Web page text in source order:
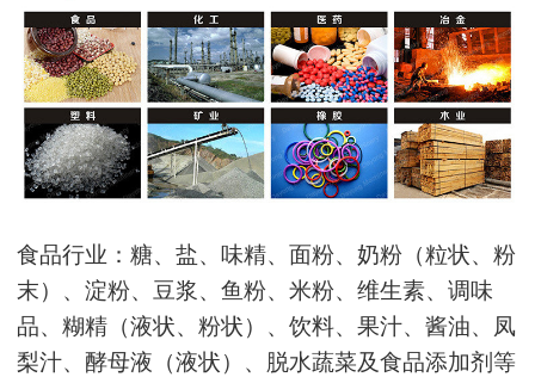
食品行业：糖、盐、味精、面粉、奶粉（粒状、粉
末）、淀粉、豆浆、鱼粉、米粉、维生素、调味
品、糊精（液状、粉状）、饮料、果汁、酱油、凤
梨汁、酵母液（液状）、脱水蔬菜及食品添加剂等